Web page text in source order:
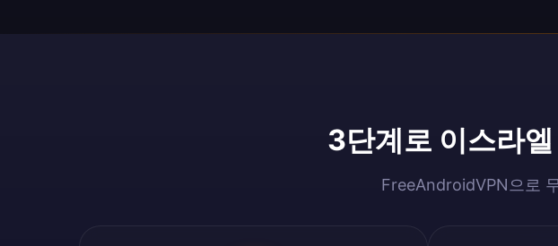
3단계로 이스라
FreeAndroidVPN으로